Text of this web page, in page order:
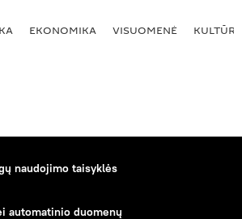
EKONOMIKA VISUOMENĖ KULTŪRA
naudojimo taisyklės
automatinio duomenų